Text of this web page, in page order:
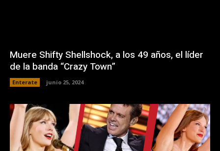
Muere Shifty Shellshock, a los 49 años, el líder
de la banda “Crazy Town”
Enterate junio 25, 2024